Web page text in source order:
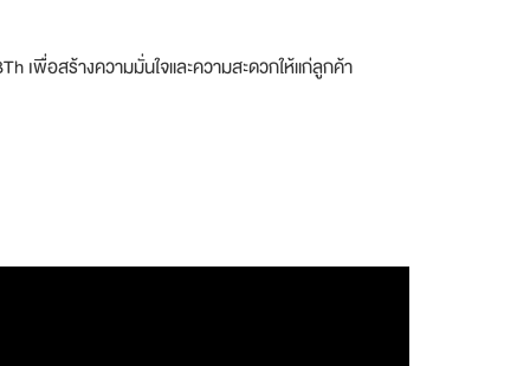
เพื่อสร้างความมั่นใจและความสะดวกให้แก่ลูกค้า